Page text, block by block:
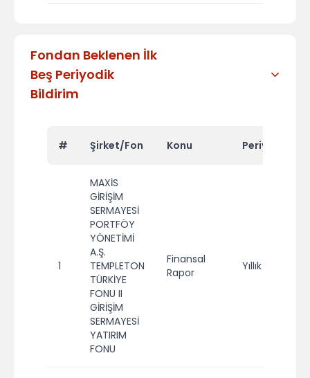
Fondan Beklenen İlk
Beş Periyodik
Bildirim
# Şirket/Fon Konu Periyot
1
MAXİS
GİRİŞİM
SERMAYESİ
PORTFÖY
YÖNETİMİ
A.Ş.
TEMPLETON
TÜRKİYE
FONU II
GİRİŞİM
SERMAYESİ
YATIRIM
FONU
Finansal
Rapor
Yıllık